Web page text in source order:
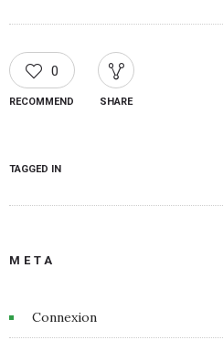
0
RECOMMEND SHARE
TAGGED IN
META
Connexion